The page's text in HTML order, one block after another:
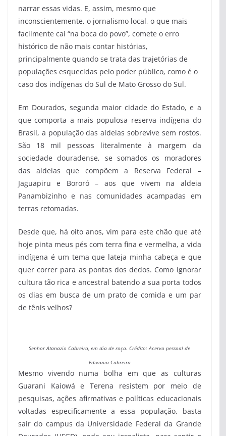
narrar essas vidas. E, assim, mesmo que
inconscientemente, o jornalismo local, o que mais
facilmente cai “na boca do povo”, comete o erro
histórico de não mais contar histórias,
principalmente quando se trata das trajetórias de
populações esquecidas pelo poder público, como é o
caso dos indígenas do Sul de Mato Grosso do Sul.
Em Dourados, segunda maior cidade do Estado, e a
que comporta a mais populosa reserva indígena do
Brasil, a população das aldeias sobrevive sem rostos.
São 18 mil pessoas literalmente à margem da
sociedade douradense, se somados os moradores
das aldeias que compõem a Reserva Federal –
Jaguapiru e Bororó – aos que vivem na aldeia
Panambizinho e nas comunidades acampadas em
terras retomadas.
Desde que, há oito anos, vim para este chão que até
hoje pinta meus pés com terra fina e vermelha, a vida
indígena é um tema que lateja minha cabeça e que
quer correr para as pontas dos dedos. Como ignorar
cultura tão rica e ancestral batendo a sua porta todos
os dias em busca de um prato de comida e um par
de tênis velhos?
Senhor Atanazio Cabreira, em dia de roça. Crédito: Acervo pessoal de
Edivania Cabreira
Mesmo vivendo numa bolha em que as culturas
Guarani Kaiowá e Terena resistem por meio de
pesquisas, ações afirmativas e políticas educacionais
voltadas especificamente a essa população, basta
sair do campus da Universidade Federal da Grande